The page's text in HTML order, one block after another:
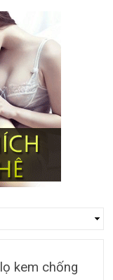
kem chống